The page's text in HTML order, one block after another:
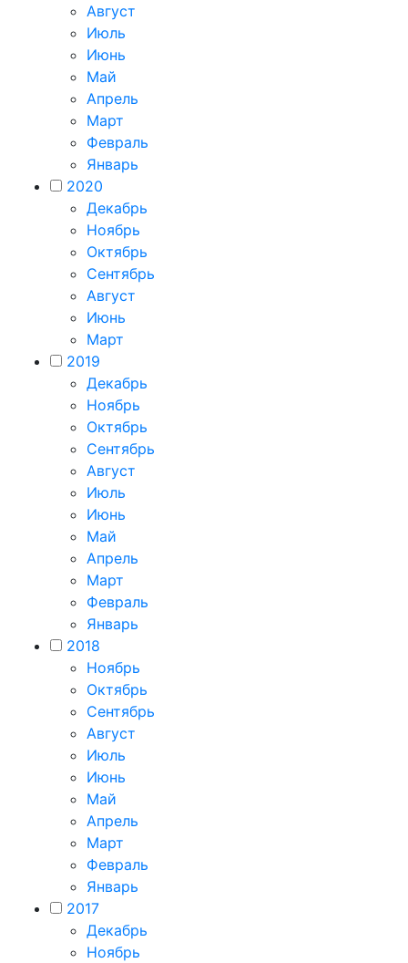
Август
Июль
Июнь
Май
Апрель
Март
Февраль
Январь
2020
Декабрь
Ноябрь
Октябрь
Сентябрь
Август
Июнь
Март
2019
Декабрь
Ноябрь
Октябрь
Сентябрь
Август
Июль
Июнь
Май
Апрель
Март
Февраль
Январь
2018
Ноябрь
Октябрь
Сентябрь
Август
Июль
Июнь
Май
Апрель
Март
Февраль
Январь
2017
Декабрь
Ноябрь